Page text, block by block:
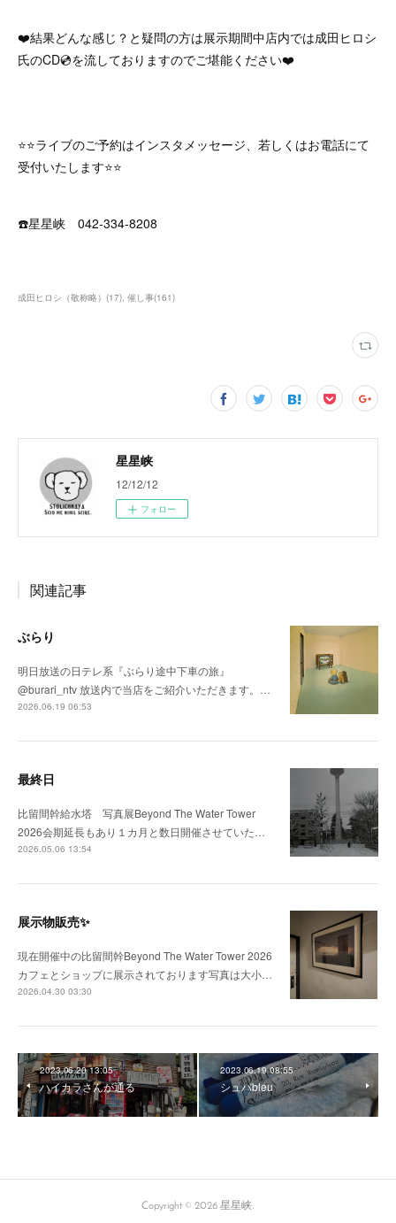
❤️結果どんな感じ？と疑問の方は展示期間中店内では成田ヒロシ
氏のCD💿を流しておりますのでご堪能ください❤️
⭐️⭐️ライブのご予約はインスタメッセージ、若しくはお電話にて
受付いたします⭐️⭐️
☎️星星峡 042-334-8208
成田ヒロシ（敬称略） (17) 催し事(161)
星星峡
12/12/12
フォロー
関連記事
ぶらり
明日放送の日テレ系『ぶらり途中下車の旅』
@burari_ntv 放送内で当店をご紹介いただきます。…
2026.06.19 06:53
最終日
比留間幹給水塔 写真展Beyond The Water Tower
2026会期延長もあり１カ月と数日開催させていた…
2026.05.06 13:54
展示物販売✨
現在開催中の比留間幹Beyond The Water Tower 2026
カフェとショップに展示されております写真は大小…
2026.04.30 03:30
2023.06.20 13:05
ハイカラさんが通る
2023.06.19 08:55
シュバbleu
Copyright © 2026 星星峡.